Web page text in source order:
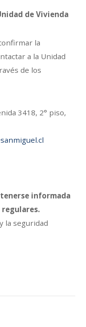
de Vivienda
la
a la Unidad
de los
3418, 2° piso,
informada
la seguridad